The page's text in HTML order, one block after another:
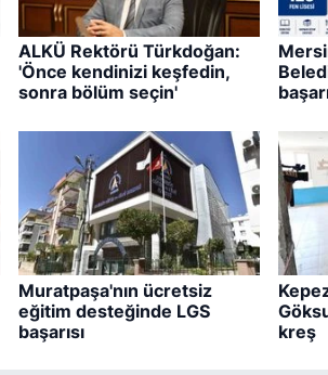
ALKÜ Rektörü Türkdoğan:
'Önce kendinizi keşfedin,
sonra bölüm seçin'
Muratpaşa'nın ücretsiz
eğitim desteğinde LGS
başarısı
kreş